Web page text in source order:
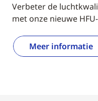
Verbeter de
met onze nieuwe
Meer informatie